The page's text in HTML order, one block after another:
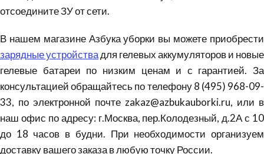
отсоедините ЗУ от сети.
В нашем магазине Азбука уборки вы можете приобрести
зарядные устройствадля гелевых аккумуляторов и новые
гелевые батареи по низким ценам и с гарантией. За
консультацией обращайтесь по телефону 8 (495) 968-09-
33, по электронной почте zakaz@azbukauborki.ru, или в
наш офис по адресу: г.Москва, пер.Колодезный, д.2А с 10
до 18 часов в будни. При необходимости организуем
доставку вашего заказа в любую точку России.